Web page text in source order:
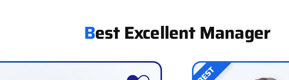
Best Excellent Manager